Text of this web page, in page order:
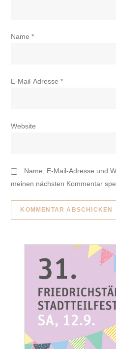
Name*
E-Mail-Adresse*
Website
Name, E-Mail-Adresse und
meinen nächsten Kommentar